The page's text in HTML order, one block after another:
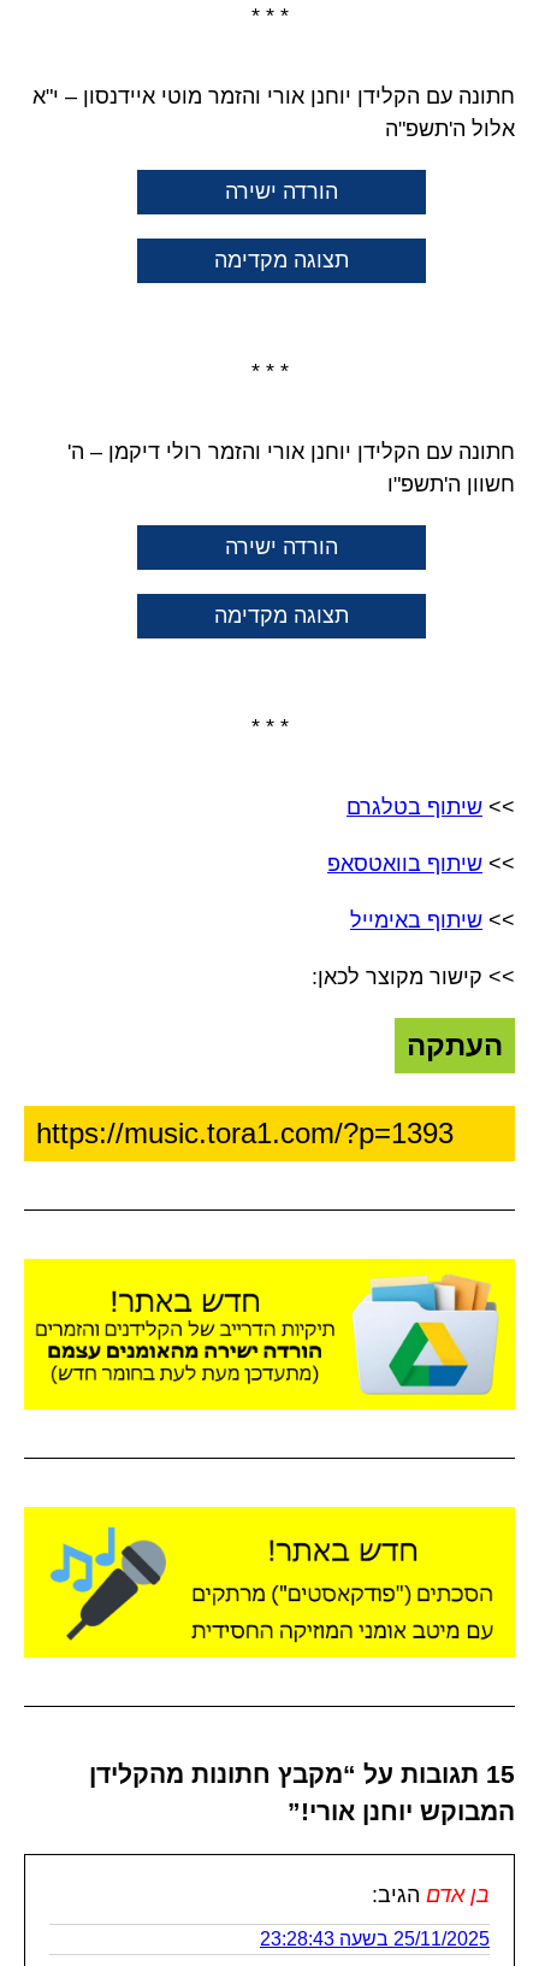
* * *
חתונה עם הקלידן יוחנן אורי והזמר מוטי איידנסון – י"א
אלול ה'תשפ"ה
הורדה ישירה
תצוגה מקדימה
* * *
חתונה עם הקלידן יוחנן אורי והזמר רולי דיקמן – ה'
חשוון ה'תשפ"ו
הורדה ישירה
תצוגה מקדימה
* * *
>> שיתוף בטלגרם
>> שיתוף בוואטסאפ
>> שיתוף באימייל
>> קישור מקוצר לכאן:
העתקה
15 תגובות על “מקבץ חתונות מהקלידן
המבוקש יוחנן אורי!”
בן אדם הגיב:
25/11/2025 בשעה 23:28:43